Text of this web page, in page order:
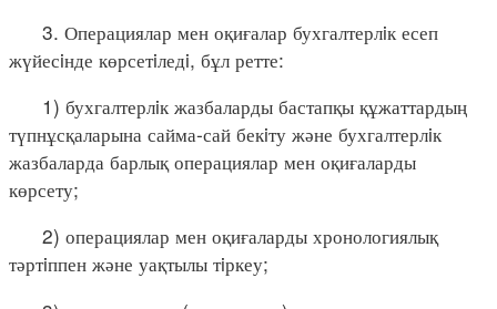
3. Операциялар мен оқиғалар бухгалтерлiк есеп
жүйесiнде көрсетiледi, бұл ретте:
1) бухгалтерлiк жазбаларды бастапқы құжаттардың
түпнұсқаларына сайма-сай бекiту және бухгалтерлiк
жазбаларда барлық операциялар мен оқиғаларды
көрсету;
2) операциялар мен оқиғаларды хронологиялық
тәртiппен және уақтылы тiркеу;